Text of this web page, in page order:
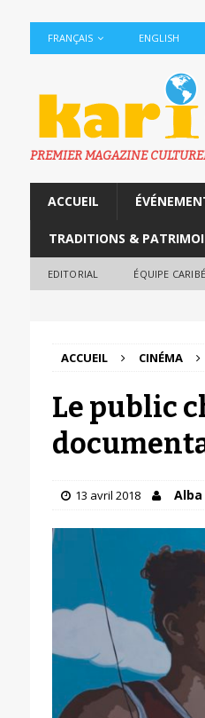
FRANÇAIS ENGLISH
PREMIER MAGAZINE
ACCUEIL
TRADITIONS &
EDITORIAL ÉQUIPE
ACCUEIL CINÉMA
Le public
13 avril 2018 Alba